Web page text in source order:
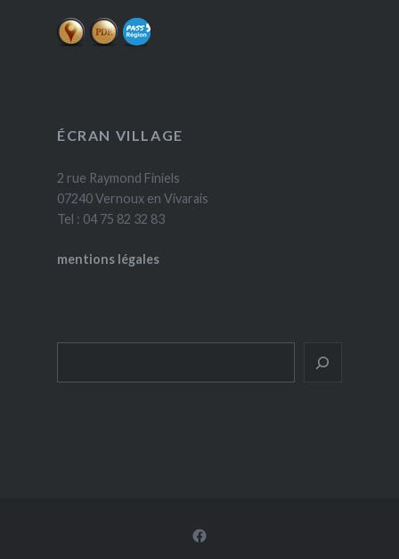
ÉCRAN VILLAGE
2 rue Raymond Finiels
07240 Vernoux en Vivarais
Tel : 04 75 82 32 83
mentions légales
Facebook